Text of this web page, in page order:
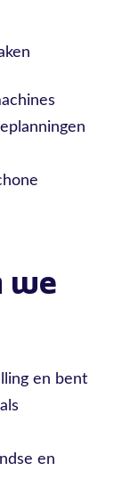
we
en bent
en